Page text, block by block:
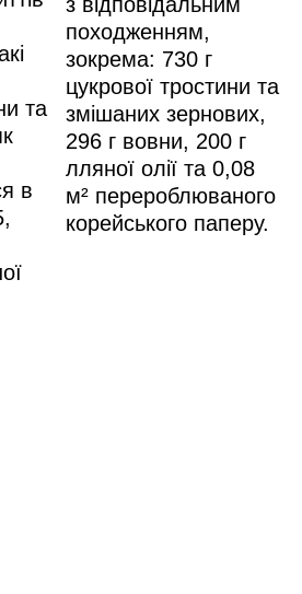
в
походженням,
зокрема: 730 г
цукрової тростини та
змішаних зернових,
296 г вовни, 200 г
лляної олії та 0,08
м² перероблюваного
корейського паперу.